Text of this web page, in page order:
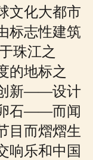
文化大都市
标志性建筑
珠江之
的地标之
新——设计
石——而闻
目而熠熠生
响乐和中国